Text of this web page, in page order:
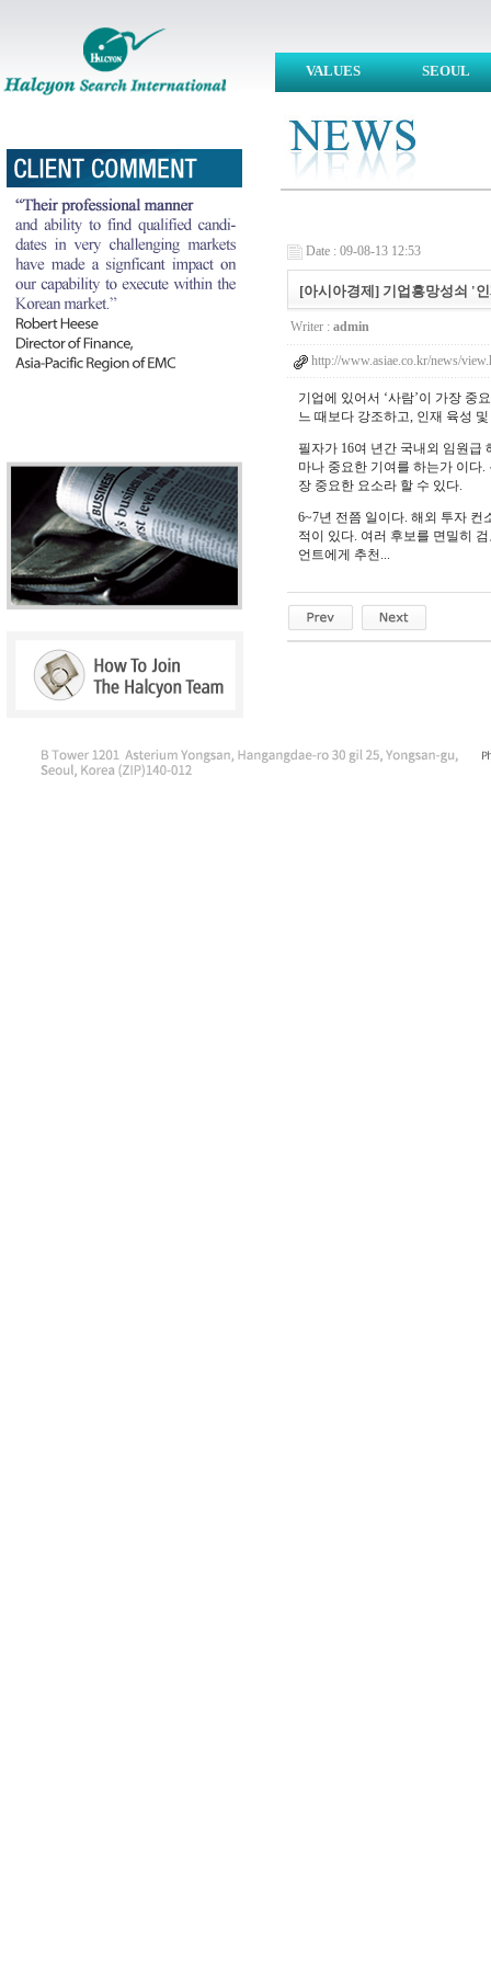
VALUES SEOUL
Date : 09-08-13 12:53
[아시아경제] 기업흥망성쇠 '
Writer : admin
http://www.asiae.co.kr/news/
기업에 있어서 ‘사람’이 가장 중
느 때보다 강조하고, 인재 육성
필자가 16여 년간 국내외 임원급
마나 중요한 기여를 하는가 이다
장 중요한 요소라 할 수 있다.
6~7년 전쯤 일이다. 해외 투자 컨
적이 있다. 여러 후보를 면밀히
언트에게 추천...